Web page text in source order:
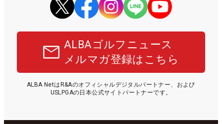
ALBAゴルフニュース
メルマガ登録はこちら
ALBA NetはR&Aのオフィシャルデジタルパートナー、および
USLPGAの日本公式サイトパートナーです。